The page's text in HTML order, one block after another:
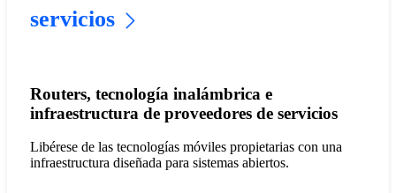
servicios
Routers, tecnología inalámbrica e
infraestructura de proveedores de servicios
Libérese de las tecnologías móviles propietarias con una
infraestructura diseñada para sistemas abiertos.